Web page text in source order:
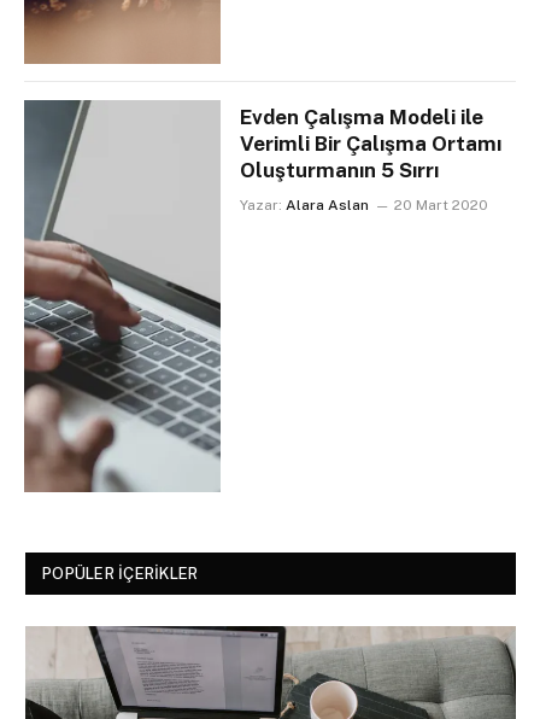
Evden Çalışma Modeli ile
Verimli Bir Çalışma Ortamı
Oluşturmanın 5 Sırrı
Yazar: Alara Aslan 20 Mart 2020
POPÜLER İÇERIKLER